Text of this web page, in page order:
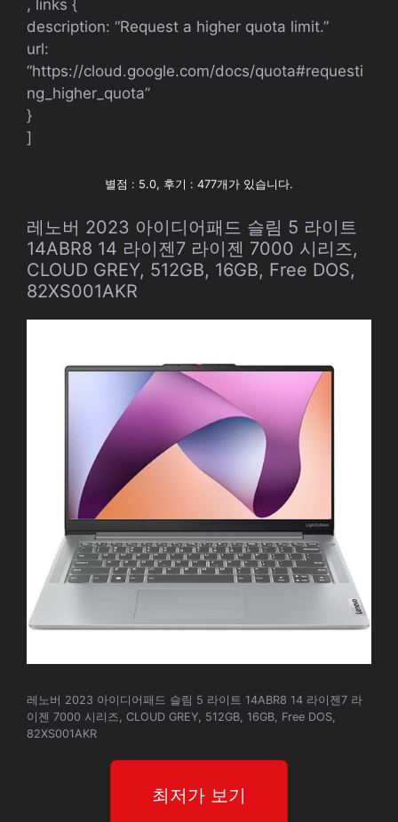
, links {
description: “Request a higher quota limit.”
url:
“https://cloud.google.com/docs/quota#requesti
ng_higher_quota”
}
]
별점 : 5.0, 후기 : 477개가 있습니다.
레노버 2023 아이디어패드 슬림 5 라이트
14ABR8 14 라이젠7 라이젠 7000 시리즈,
CLOUD GREY, 512GB, 16GB, Free DOS,
82XS001AKR
레노버 2023 아이디어패드 슬림 5 라이트 14ABR8 14 라이젠7 라
이젠 7000 시리즈, CLOUD GREY, 512GB, 16GB, Free DOS,
82XS001AKR
최저가 보기